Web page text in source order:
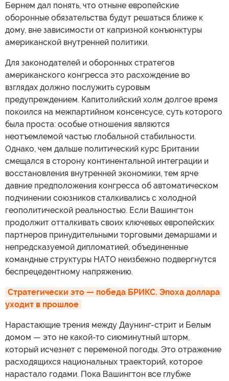
Бернем дал понять, что отныне европейские
оборонные обязательства будут решаться ближе к
дому, вне зависимости от капризной конъюнктуры
американской внутренней политики.
Для законодателей и оборонных стратегов
американского конгресса это расхождение во
взглядах должно послужить суровым
предупреждением. Капитолийский холм долгое время
покоился на межпартийном консенсусе, суть которого
была проста: особые отношения являются
неотъемлемой частью глобальной стабильности.
Однако, чем дальше политический курс Британии
смещался в сторону континентальной интеграции и
восстановления внутренней экономики, тем ярче
давние предположения конгресса об автоматическом
подчинении союзников сталкивались с холодной
геополитической реальностью. Если Вашингтон
продолжит отталкивать своих ключевых европейских
партнеров принудительными торговыми демаршами и
непредсказуемой дипломатией, объединенные
командные структуры НАТО неизбежно подвергнутся
беспрецедентному напряжению.
Стратегически это — победа БРИКС. Эпоха доллара
уходит в прошлое
Нарастающие трения между Даунинг-стрит и Белым
домом — это не какой-то сиюминутный шторм,
который исчезнет с переменой погоды. Это отражение
расходящихся национальных траекторий, которое
нарастало годами. Пока Вашингтон все глубже